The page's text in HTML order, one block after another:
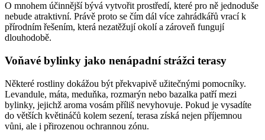
O mnohem účinnější bývá vytvořit prostředí, které pro ně jednoduše
nebude atraktivní. Právě proto se čím dál více zahrádkářů vrací k
přírodním řešením, která nezatěžují okolí a zároveň fungují
dlouhodobě.
Voňavé bylinky jako nenápadní strážci terasy
Některé rostliny dokážou být překvapivě užitečnými pomocníky.
Levandule, máta, meduňka, rozmarýn nebo bazalka patří mezi
bylinky, jejichž aroma vosám příliš nevyhovuje. Pokud je vysadíte
do větších květináčů kolem sezení, terasa získá nejen příjemnou
vůni, ale i přirozenou ochrannou zónu.